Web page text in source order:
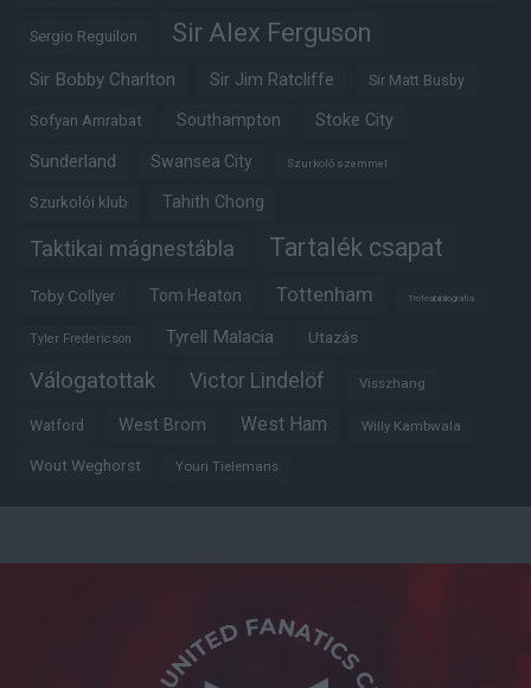
Sergio Reguilon Sir Alex Ferguson
Sir Bobby Charlton Sir Jim Ratcliffe Sir Matt Busby
Sofyan Amrabat Southampton Stoke City
Sunderland Swansea City Szurkoló szemmel
Szurkolói klub Tahith Chong
Taktikai mágnestábla Tartalék csapat
Toby Collyer Tom Heaton Tottenham Trófeabibliográfia
Tyler Fredericson Tyrell Malacia Utazás
Válogatottak Victor Lindelöf Visszhang
Watford West Brom West Ham Willy Kambwala
Wout Weghorst Youri Tielemans